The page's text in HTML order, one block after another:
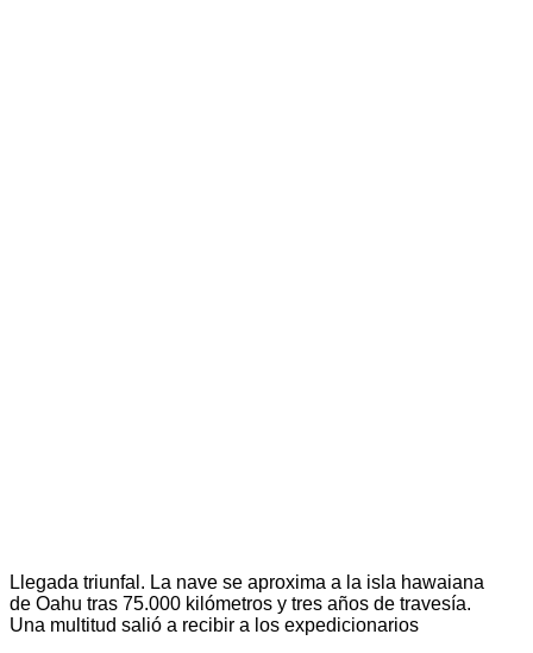
Llegada triunfal. La nave se aproxima a la isla hawaiana
de Oahu tras 75.000 kilómetros y tres años de travesía.
Una multitud salió a recibir a los expedicionarios